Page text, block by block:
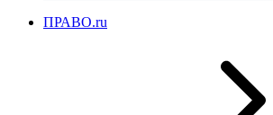
ПРАВО.ru